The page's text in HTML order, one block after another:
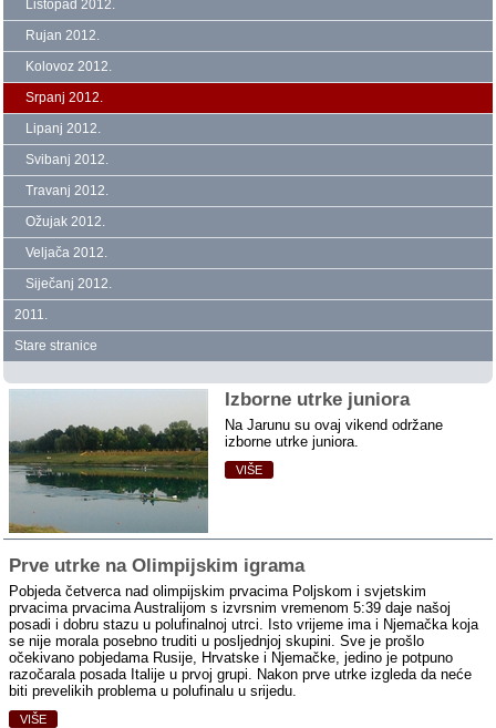
Listopad 2012.
Rujan 2012.
Kolovoz 2012.
Srpanj 2012.
Lipanj 2012.
Svibanj 2012.
Travanj 2012.
Ožujak 2012.
Veljača 2012.
Siječanj 2012.
2011.
Stare stranice
Izborne utrke juniora
Na Jarunu su ovaj vikend održane
izborne utrke juniora.
VIŠE
Prve utrke na Olimpijskim igrama
Pobjeda četverca nad olimpijskim prvacima Poljskom i svjetskim
prvacima prvacima Australijom s izvrsnim vremenom 5:39 daje našoj
posadi i dobru stazu u polufinalnoj utrci. Isto vrijeme ima i Njemačka koja
se nije morala posebno truditi u posljednjoj skupini. Sve je prošlo
očekivano pobjedama Rusije, Hrvatske i Njemačke, jedino je potpuno
razočarala posada Italije u prvoj grupi. Nakon prve utrke izgleda da neće
biti prevelikih problema u polufinalu u srijedu.
VIŠE